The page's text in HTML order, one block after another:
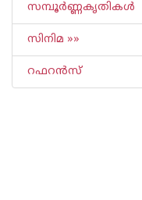
സമ്പൂര്‍ണ്ണകൃതികള്‍
സിനിമ »»
റഫറന്‍സ്